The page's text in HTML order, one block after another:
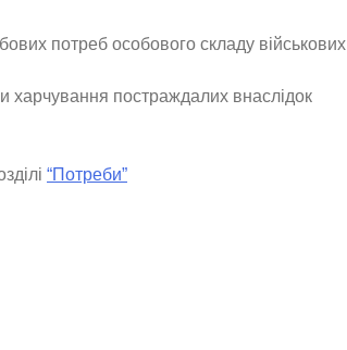
потреб особового складу військових
постраждалих внаслідок
“Потреби”